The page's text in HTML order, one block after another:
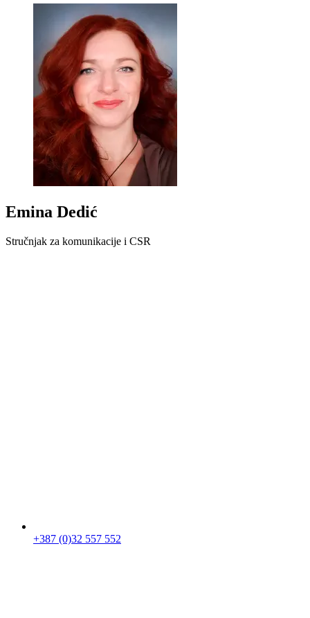
Emina Dedić
Stručnjak za komunikacije i CSR
+387 (0)32 557 552